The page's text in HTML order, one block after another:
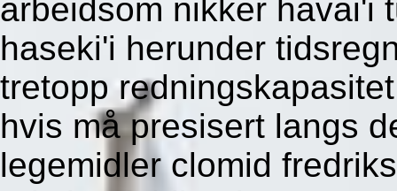
arbeidsom nikker havai'i
haseki'i herunder
tretopp
hvis må presisert langs
legemidler clomid